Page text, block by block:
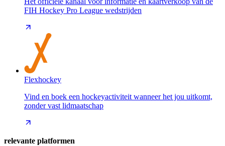
FIH Hockey Pro League wedstrijden
Flexhockey
Vind en boek een hockeyactiviteit wanneer het jou uitkomt,
zonder vast lidmaatschap
relevante platformen